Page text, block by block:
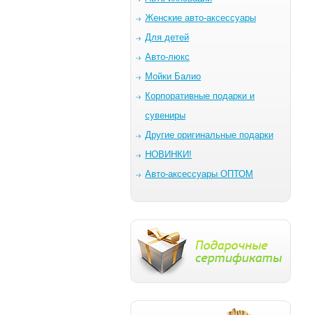
Женские авто-аксессуары
Для детей
Авто-люкс
Мойки Балио
Корпоративные подарки и
сувениры
Другие оригинальные подарки
НОВИНКИ!
Авто-аксессуары ОПТОМ